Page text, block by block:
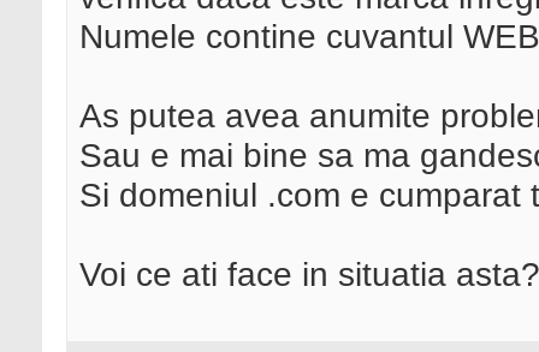
Numele contine cuvantul
As putea avea anumite
Sau e mai bine sa ma
Si domeniul .com e
Voi ce ati face in situatia asta?